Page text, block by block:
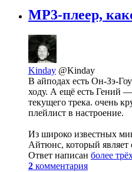
MP3-плеер,
Kinday @Kinday
В айподах есть Он-Зэ-
ходу. А ещё есть Гений
текущего трека. очень
плейлист в настроение.
Из широко известных
Айтюнс, который
Ответ написан более
2 комментария